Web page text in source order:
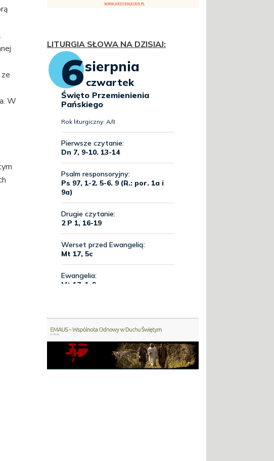
W
LITURGIA SŁOWA NA DZISIAJ: